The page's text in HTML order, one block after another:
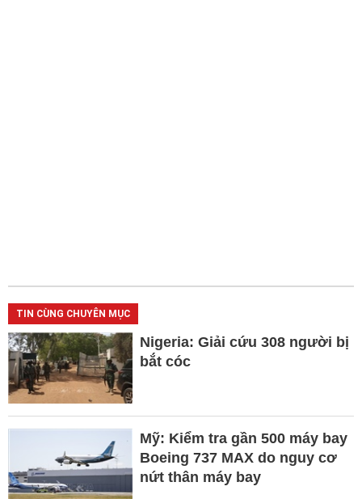
TIN CÙNG CHUYÊN MỤC
Nigeria: Giải cứu 308 người bị
bắt cóc
Mỹ: Kiểm tra gần 500 máy bay
Boeing 737 MAX do nguy cơ
nứt thân máy bay